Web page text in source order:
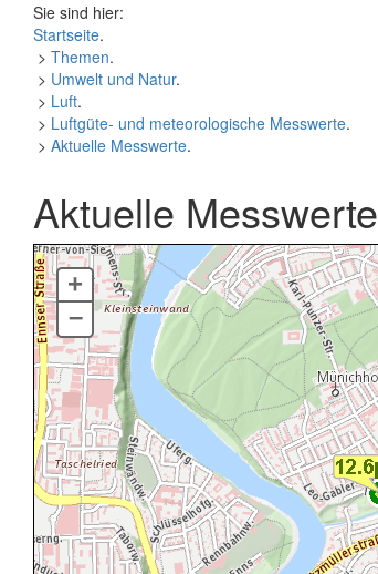
Sie sind hier:
Startseite.
> Themen.
> Umwelt und Natur.
> Luft.
> Luftgüte- und meteorologische Messwerte.
> Aktuelle Messwerte.
Aktuelle Messwerte
+
–